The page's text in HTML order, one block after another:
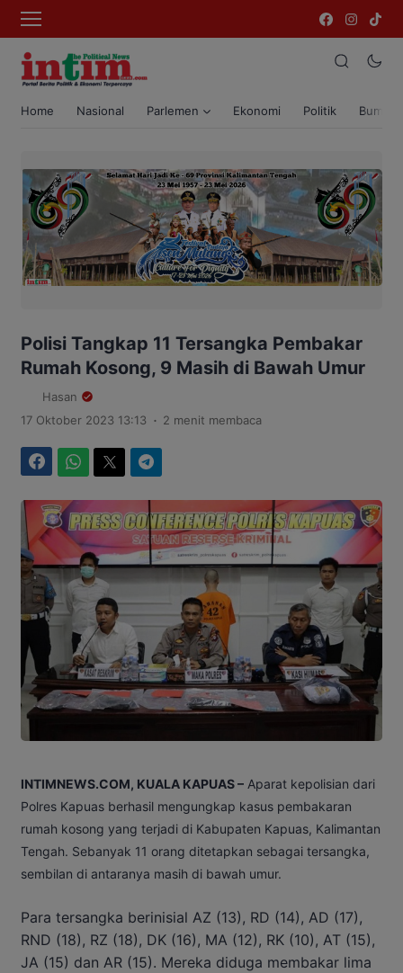
Home Nasional Parlemen Ekonomi Politik Bumi
Polisi Tangkap 11 Tersangka Pembakar
Rumah Kosong, 9 Masih di Bawah Umur
Hasan
17 Oktober 2023 13:13 . 2 menit membaca
INTIMNEWS.COM, KUALA KAPUAS – Aparat kepolisian dari
Polres Kapuas berhasil mengungkap kasus pembakaran
rumah kosong yang terjadi di Kabupaten Kapuas, Kalimantan
Tengah. Sebanyak 11 orang ditetapkan sebagai tersangka,
sembilan di antaranya masih di bawah umur.
Para tersangka berinisial AZ (13), RD (14), AD (17),
RND (18), RZ (18), DK (16), MA (12), RK (10), AT (15),
JA (15) dan AR (15). Mereka diduga membakar lima